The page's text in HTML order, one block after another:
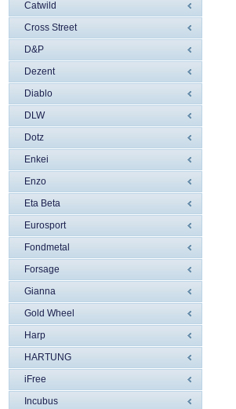
Catwild
Cross Street
D&P
Dezent
Diablo
DLW
Dotz
Enkei
Enzo
Eta Beta
Eurosport
Fondmetal
Forsage
Gianna
Gold Wheel
Harp
HARTUNG
iFree
Incubus